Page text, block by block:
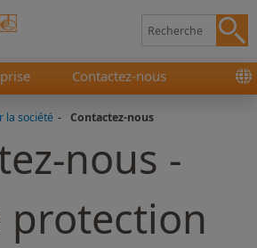
Contactez-nous
la société - Contactez-nous
nous -
protection